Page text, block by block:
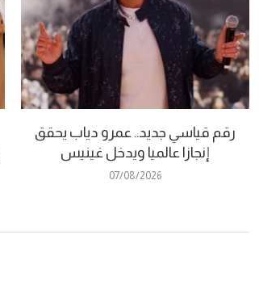
رقم قياسي جديد.. عمرو دياب يحقق
إنجازا عالميا ويدخل غينيس
07/08/2026